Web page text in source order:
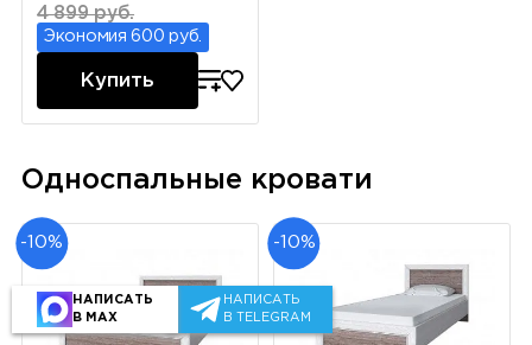
4 899 руб.
Экономия 600 руб.
Купить
Односпальные кровати
-10% -10%
НАПИСАТЬ
В TELEGRAM
НАПИСАТЬ
В MAX